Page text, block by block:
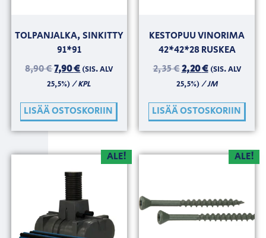
TOLPANJALKA, SINKITTY
91*91
8,90€7,90€(SIS. ALV
25,5%)/ KPL
LISÄÄ OSTOSKORIIN
KESTOPUU VINORIMA
42*42*28 RUSKEA
2,35€2,20€ (SIS. ALV
25,5%)/ JM
LISÄÄ OSTOSKORIIN
ALE! ALE!